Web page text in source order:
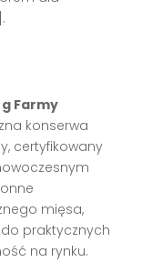
Farmy
konserwa
certyfikowany
mięsa,
praktycznych
na rynku.